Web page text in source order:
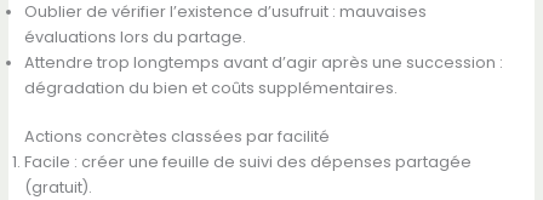
Oublier de vérifier l’existence d’usufruit : mauvaises
évaluations lors du partage.
Attendre trop longtemps avant d’agir après une succession :
dégradation du bien et coûts supplémentaires.
Actions concrètes classées par facilité
Facile : créer une feuille de suivi des dépenses partagée
(gratuit).